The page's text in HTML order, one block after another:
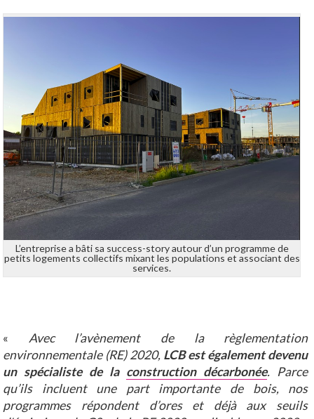
L’entreprise a bâti sa success-story autour d’un programme de
petits logements collectifs mixant les populations et associant des
services.
« Avec l’avènement de la règlementation
environnementale (RE) 2020, LCB est également devenu
un spécialiste de la construction décarbonée. Parce
qu’ils incluent une part importante de bois, nos
programmes répondent d’ores et déjà aux seuils